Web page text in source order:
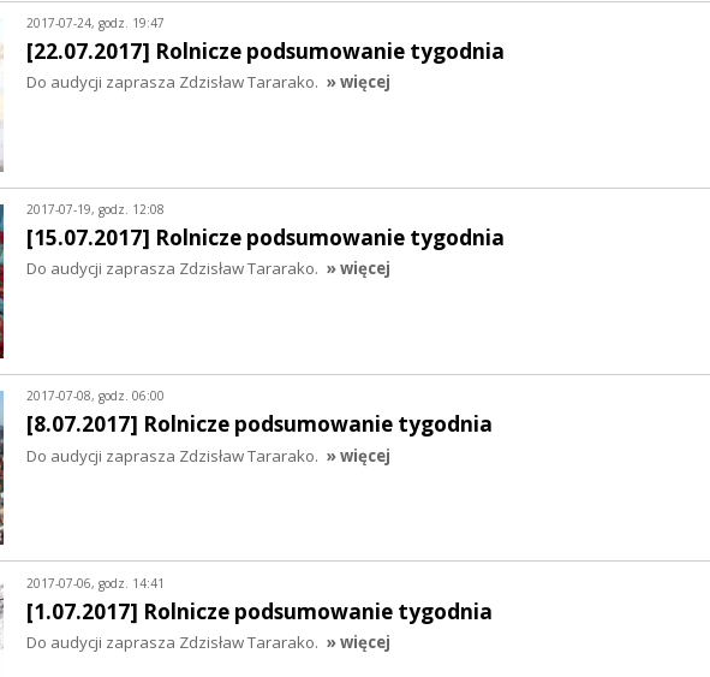
2017-07-24, godz. 19:47
[22.07.2017] Rolnicze podsumowanie tygodnia
Do audycji zaprasza Zdzisław Tararako. » więcej
2017-07-19, godz. 12:08
[15.07.2017] Rolnicze podsumowanie tygodnia
Do audycji zaprasza Zdzisław Tararako. » więcej
2017-07-08, godz. 06:00
[8.07.2017] Rolnicze podsumowanie tygodnia
Do audycji zaprasza Zdzisław Tararako. » więcej
2017-07-06, godz. 14:41
[1.07.2017] Rolnicze podsumowanie tygodnia
Do audycji zaprasza Zdzisław Tararako. » więcej